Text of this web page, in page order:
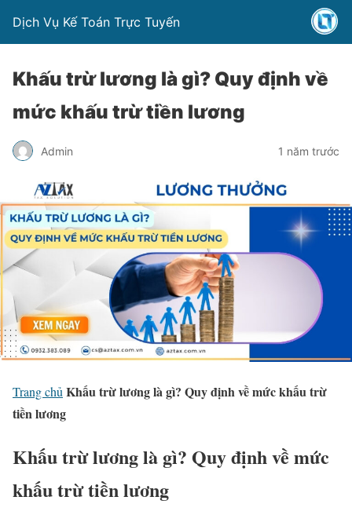
Dịch Vụ Kế Toán Trực Tuyến
Khấu trừ lương là gì? Quy định về
mức khấu trừ tiền lương
Admin 1 năm trước
Trang chủ Khấu trừ lương là gì? Quy định về mức khấu trừ
tiền lương
Khấu trừ lương là gì? Quy định về mức
khấu trừ tiền lương